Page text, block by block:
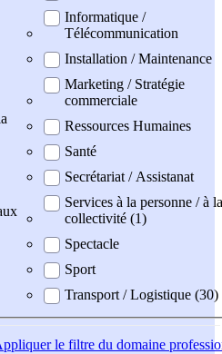
Informatique /
Télécommunication
Installation / Maintenance
Marketing / Stratégie
commerciale
Ressources Humaines
Santé
Secrétariat / Assistanat
Services à la personne / à la
collectivité (1)
Spectacle
Sport
Transport / Logistique (30)
le filtre du domaine